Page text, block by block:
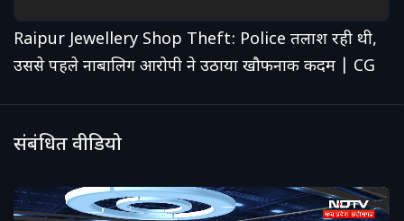
Raipur Jewellery Shop Theft: Police तलाश रही थी,
उससे पहले नाबालिग आरोपी ने उठाया खौफनाक कदम | CG
संबंधित वीडियो